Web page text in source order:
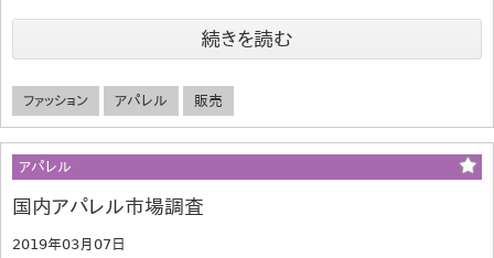
続きを読む
ファッション アパレル 販売
アパレル
国内アパレル市場調査
2019年03月07日